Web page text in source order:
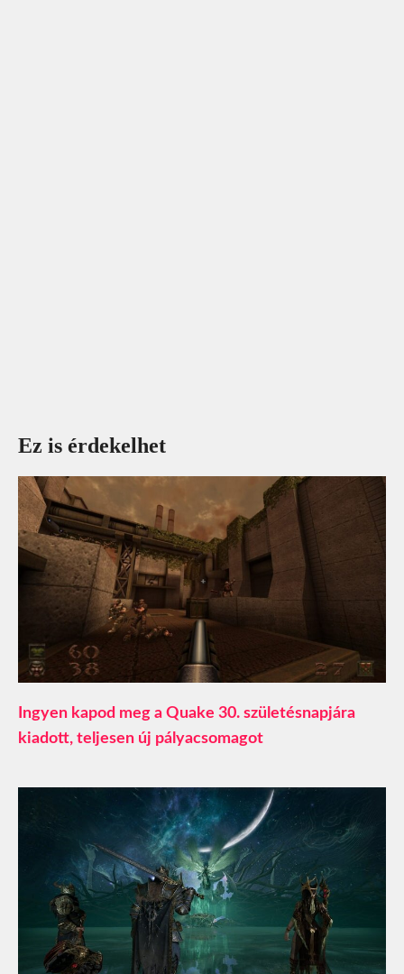
Ez is érdekelhet
Ingyen kapod meg a Quake 30. születésnapjára
kiadott, teljesen új pályacsomagot